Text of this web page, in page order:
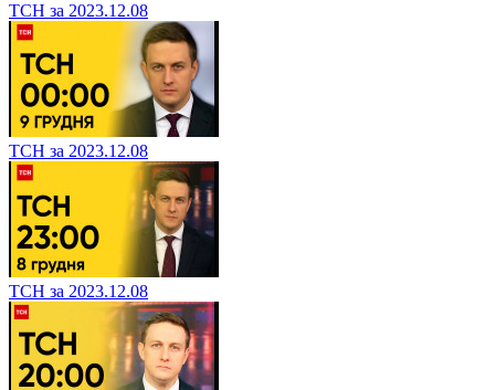
ТСН за 2023.12.08
ТСН за 2023.12.08
ТСН за 2023.12.08